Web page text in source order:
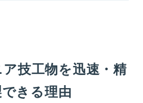
技工物を迅速・精
きる理由